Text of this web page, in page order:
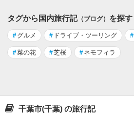
タグから国内旅行記（ブログ） を探す
# グルメ # ドライブ・ツーリング #
#菜の花 #芝桜 # ネモフィラ
千葉市(千葉) の旅行記